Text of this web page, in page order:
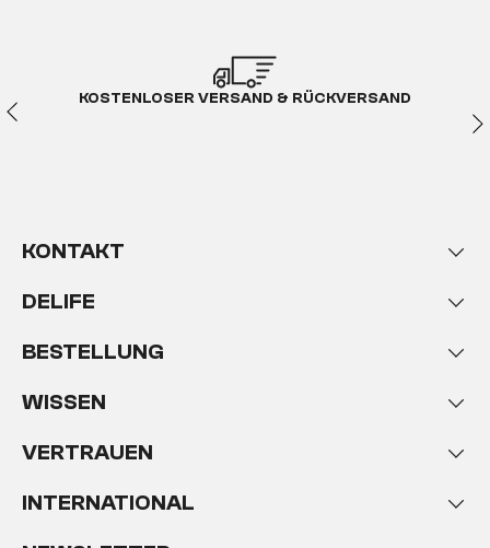
KOSTENLOSER VERSAND & RÜCKVERSAND
KONTAKT
DELIFE
BESTELLUNG
WISSEN
VERTRAUEN
INTERNATIONAL